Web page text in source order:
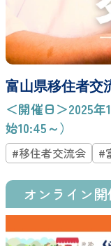
富山県移住者交
＜開催日＞2025年
始10:45～）
#移住者交流会 #
オンライン開